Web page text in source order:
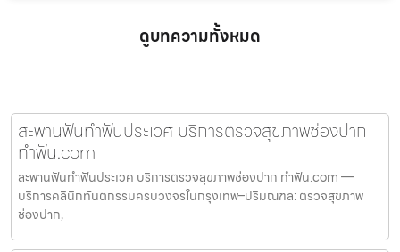
ดูบทความทั้งหมด
สะพานฟันทำฟันประเวศ บริการตรวจสุขภาพช่องปาก
ทำฟัน.com
สะพานฟันทำฟันประเวศ บริการตรวจสุขภาพช่องปาก ทำฟัน.com —
บริการคลินิกทันตกรรมครบวงจรในกรุงเทพ–ปริมณฑล: ตรวจสุขภาพ
ช่องปาก,